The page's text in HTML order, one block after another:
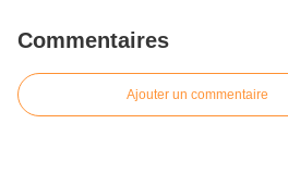
Commentaires
Ajouter un commentaire